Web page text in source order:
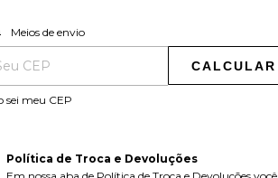
para o CEP:
Meios de envio
CALCULAR
sei meu CEP
Política de Troca e Devoluções